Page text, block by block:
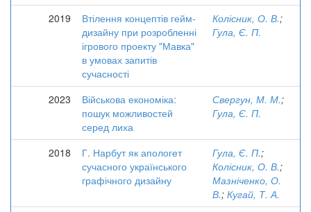
2019
Втілення концептів гейм-
дизайну при розробленні
ігрового проекту "Мавка"
в умовах запитів
сучасності
Колісник, О. В.;
Гула, Є. П.
2023
Військова економіка:
пошук можливостей
серед лиха
Свергун, М. М.;
Гула, Є. П.
2018
Г. Нарбут як апологет
сучасного українського
графічного дизайну
Гула, Є. П.;
Колісник, О. В.;
Мазніченко, О.
В.; Кугай, Т. А.